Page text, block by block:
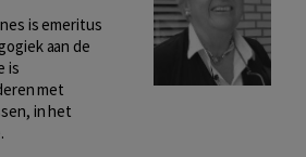
is emeritus
aan de
is
met
in het